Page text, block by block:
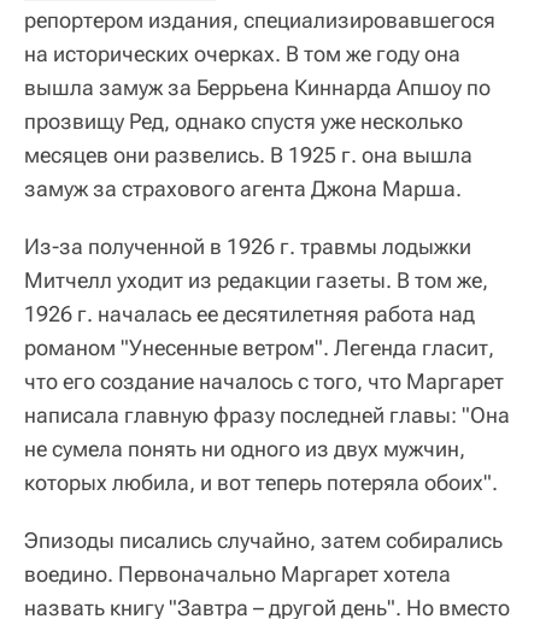
репортером издания, специализировавшегося
на исторических очерках. В том же году она
вышла замуж за Беррьена Киннарда Апшоу по
прозвищу Ред, однако спустя уже несколько
месяцев они развелись. В 1925 г. она вышла
замуж за страхового агента Джона Марша.
Из-за полученной в 1926 г. травмы лодыжки
Митчелл уходит из редакции газеты. В том же,
1926 г. началась ее десятилетняя работа над
романом "Унесенные ветром". Легенда гласит,
что его создание началось с того, что Маргарет
написала главную фразу последней главы: "Она
не сумела понять ни одного из двух мужчин,
которых любила, и вот теперь потеряла обоих".
Эпизоды писались случайно, затем собирались
воедино. Первоначально Маргарет хотела
назвать книгу "Завтра – другой день". Но вместо